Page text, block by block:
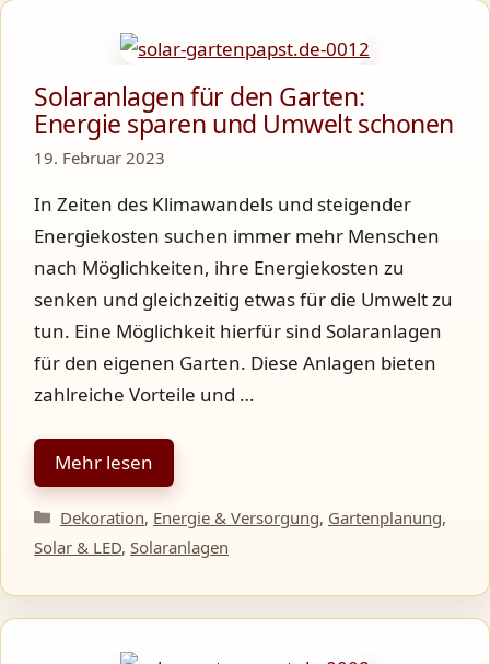
Solaranlagen für den Garten:
Energie sparen und Umwelt schonen
19. Februar 2023
In Zeiten des Klimawandels und steigender
Energiekosten suchen immer mehr Menschen
nach Möglichkeiten, ihre Energiekosten zu
senken und gleichzeitig etwas für die Umwelt zu
tun. Eine Möglichkeit hierfür sind Solaranlagen
für den eigenen Garten. Diese Anlagen bieten
zahlreiche Vorteile und …
Mehr lesen
Kategorien
Dekoration, Energie & Versorgung, Gartenplanung,
Solar & LED, Solaranlagen